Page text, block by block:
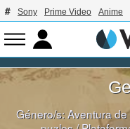
Sony Prime Video Anime
Género/s:Aventura